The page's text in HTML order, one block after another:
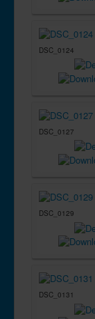
DSC_0124
DSC_0127
DSC_0129
DSC_0131